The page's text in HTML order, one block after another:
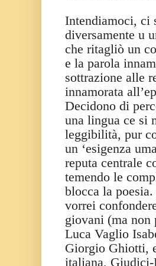
Intendiamoci, ci
diversamente u
che ritagliò un
e la parola
sottrazione alle
innamorata
Decidono di
una lingua ce si
leggibilità, pur
un ‘esigenza
reputa centrale
temendo le
blocca la
vorrei
giovani (ma
Luca Vaglio
Giorgio Ghiotti,
italiana, Giudici-